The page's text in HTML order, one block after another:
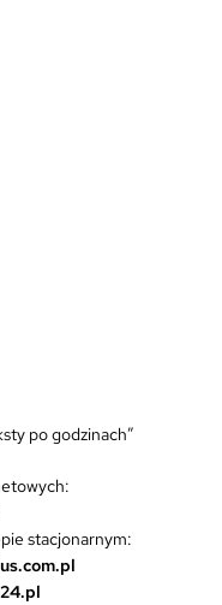
po godzinach”
stacjonarnym: